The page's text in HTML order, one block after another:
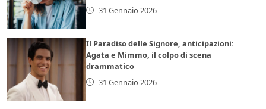
31 Gennaio 2026
Il Paradiso delle Signore, anticipazioni:
Agata e Mimmo, il colpo di scena
drammatico
31 Gennaio 2026